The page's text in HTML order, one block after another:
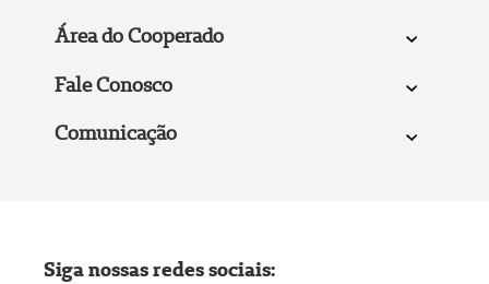
Área do Cooperado
Fale Conosco
Comunicação
Siga nossas redes sociais: